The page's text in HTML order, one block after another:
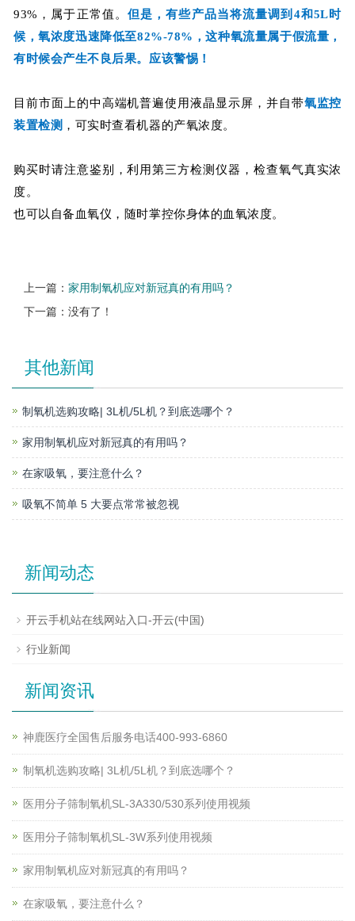
93%，属于正常值。但是，有些产品当将流量调到4和5L时
候，氧浓度迅速降低至82%-78%，这种氧流量属于假流量，
有时候会产生不良后果。应该警惕！
目前市面上的中高端机普遍使用液晶显示屏，并自带氧监控
装置检测 ，可实时查看机器的产氧浓度。
购买时请注意鉴别，利用第三方检测仪器，检查氧气真实浓
度。
也可以自备血氧仪，随时掌控你身体的血氧浓度。
上一篇： 家用制氧机应对新冠真的有用吗？
下一篇：没有了！
其他新闻
制氧机选购攻略| 3L机/5L机？到底选哪个？
家用制氧机应对新冠真的有用吗？
在家吸氧，要注意什么？
吸氧不简单 5 大要点常常被忽视
新闻动态
开云手机站在线网站入口-开云(中国)
行业新闻
新闻资讯
神鹿医疗全国售后服务电话400-993-6860
制氧机选购攻略| 3L机/5L机？到底选哪个？
医用分子筛制氧机SL-3A330/530系列使用视频
医用分子筛制氧机SL-3W系列使用视频
家用制氧机应对新冠真的有用吗？
在家吸氧，要注意什么？